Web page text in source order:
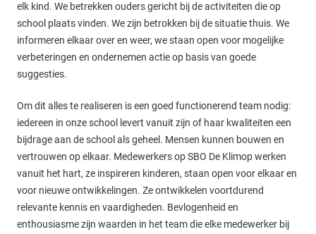
elk kind. We betrekken ouders gericht bij de activiteiten die op
school plaats vinden. We zijn betrokken bij de situatie thuis. We
informeren elkaar over en weer, we staan open voor mogelijke
verbeteringen en ondernemen actie op basis van goede
suggesties.
Om dit alles te realiseren is een goed functionerend team nodig:
iedereen in onze school levert vanuit zijn of haar kwaliteiten een
bijdrage aan de school als geheel. Mensen kunnen bouwen en
vertrouwen op elkaar. Medewerkers op SBO De Klimop werken
vanuit het hart, ze inspireren kinderen, staan open voor elkaar en
voor nieuwe ontwikkelingen. Ze ontwikkelen voortdurend
relevante kennis en vaardigheden. Bevlogenheid en
enthousiasme zijn waarden in het team die elke medewerker bij